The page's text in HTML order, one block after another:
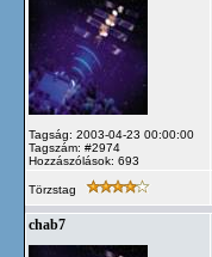
Tagság: 2003-04-23 00:00:00
Tagszám: #2974
Hozzászólások: 693
Törzstag
chab7